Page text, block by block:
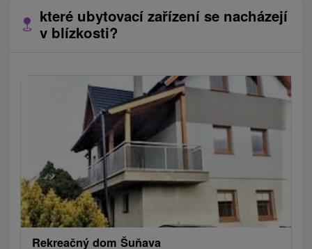
které ubytovací zařízení se nacházejí
v blízkosti?
Rekreačný dom Šuňava